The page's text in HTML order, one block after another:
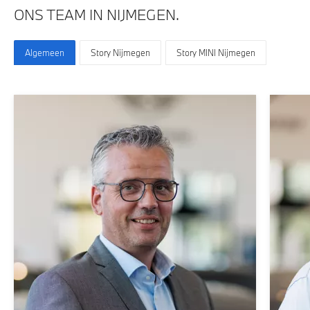
ONS TEAM IN NIJMEGEN.
Algemeen Story Nijmegen Story MINI Nijmegen